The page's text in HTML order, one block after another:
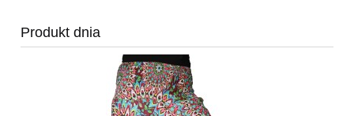
Produkt dnia